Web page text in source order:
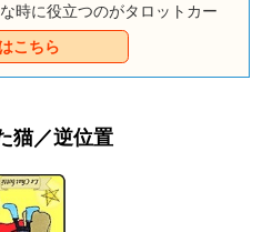
時に役立つのがタロットカー
の人の気持ちを、童話タロット
教えてくれます。
こちら
／逆位置